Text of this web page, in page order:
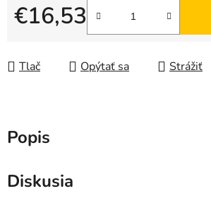
€16,53
Jednotková cena:
Tlač Opýtať sa Strážiť
Popis
Diskusia